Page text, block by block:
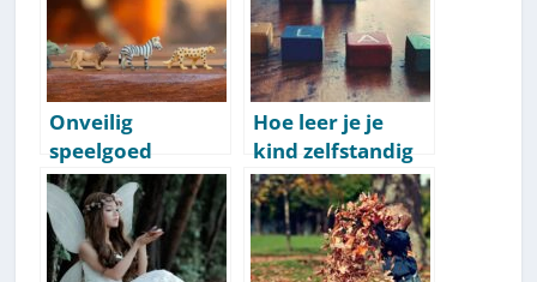
Onveilig
speelgoed
herkennen: 10
punten om op te
letten
Hoe leer je je
kind zelfstandig
spelen? 8
bewezen tips